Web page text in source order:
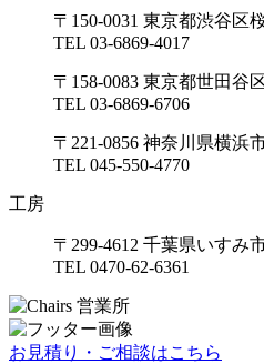
〒150-0031 東京都渋谷区
TEL 03-6869-4017
〒158-0083 東京都世田谷
TEL 03-6869-6706
〒221-0856 神奈川県横浜
TEL 045-550-4770
工房
〒299-4612 千葉県いすみ
TEL 0470-62-6361
お見積り・ご相談はこちら